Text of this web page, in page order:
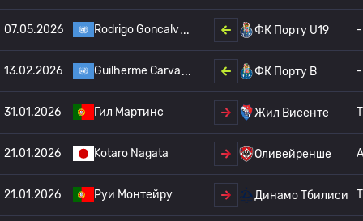
07.05.2026 Rodrigo Goncalv ФК Порту U19 -
13.02.2026 Guilherme Carva ФК Порту B -
31.01.2026 Гил Мартинс Жил Висенте
21.01.2026 Kotaro Nagata Оливейренше
21.01.2026 Руи Монтейру Динамо Тбилиси